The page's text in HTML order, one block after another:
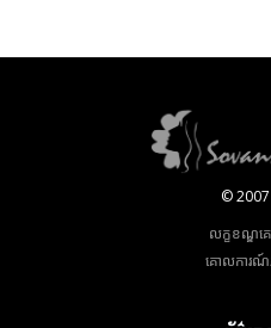
© 2007
លក្ខខណ្ឌគ
គោលការ